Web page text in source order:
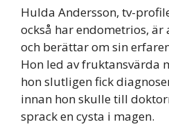
Hulda Andersson, tv-
också har endometrios, är
och berättar om sin
Hon led av fruktansvärda
hon slutligen fick
innan hon skulle till
sprack en cysta i magen.